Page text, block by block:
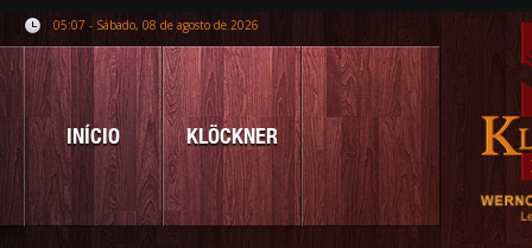
05:07 - Sábado, 08 de agosto de 2026
INÍCIO KLÖCKNER